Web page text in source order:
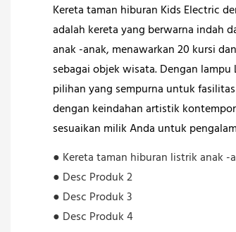
Kereta taman hiburan Kids Electric
adalah kereta yang berwarna indah
anak -anak, menawarkan 20 kursi
sebagai objek wisata. Dengan
pilihan yang sempurna untuk
dengan keindahan artistik
sesuaikan milik Anda untuk
● Kereta taman hiburan listrik anak -
● Desc Produk 2
● Desc Produk 3
● Desc Produk 4